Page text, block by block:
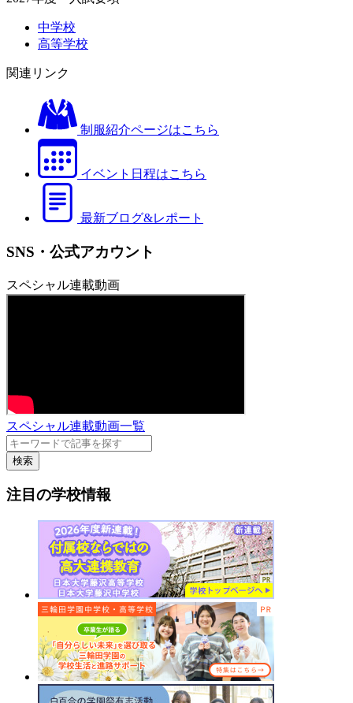
中学校
高等学校
関連リンク
制服紹介ページはこちら
イベント日程はこちら
最新ブログ&レポート
SNS・公式アカウント
スペシャル連載動画
スペシャル連載動画一覧
検索
注目の学校情報